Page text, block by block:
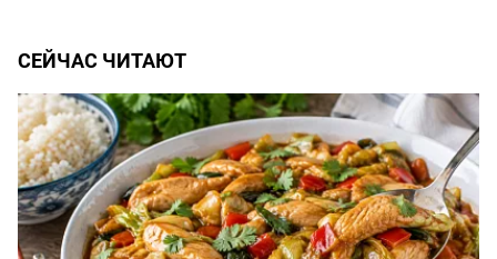
СЕЙЧАС ЧИТАЮТ